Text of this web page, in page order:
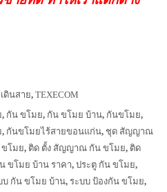
ดินสาย, TEXECOM
, กัน ขโมย, กัน ขโมย บ้าน, กันขโมย,
, กันขโมยไร้สายขอนแก่น, ชุด สัญญาณ
ขโมย, ติด ตั้ง สัญญาณ กัน ขโมย, ติด
ขโมย บ้าน ราคา, ประตู กัน ขโมย,
บ กัน ขโมย บ้าน, ระบบ ป้องกัน ขโมย,